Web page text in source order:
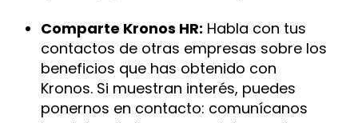
Comparte Kronos HR: Habla con tus
contactos de otras empresas sobre los
beneficios que has obtenido con
Kronos. Si muestran interés, puedes
ponernos en contacto: comunícanos